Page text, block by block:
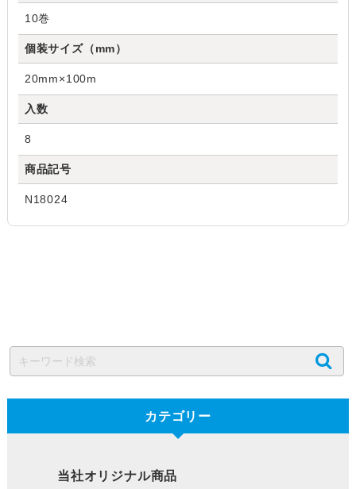
10巻
個装サイズ（mm）
20mm×100m
入数
8
商品記号
N18024
カテゴリー
当社オリジナル商品